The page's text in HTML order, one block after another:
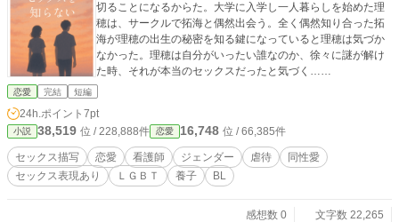
切ることになるからた。大学に入学し一人暮らしを始めた理
穂は、サークルで拓海と偶然出会う。全く偶然知り合った拓
海が理穂の出生の秘密を知る鍵になっていると理穂は気づか
なかった。理穂は自分がいったい誰なのか、徐々に謎が解け
た時、それが本当のセックスだったと気づく……
恋愛 完結 短編
24h.ポイント 7pt
小説 38,519 位 / 228,888件 恋愛 16,748 位 / 66,385件
セックス描写 恋愛 看護師 ジェンダー 虐待
同性愛
セックス表現あり
ＬＧＢＴ 養子 BL
感想数 0
文字数 22,265